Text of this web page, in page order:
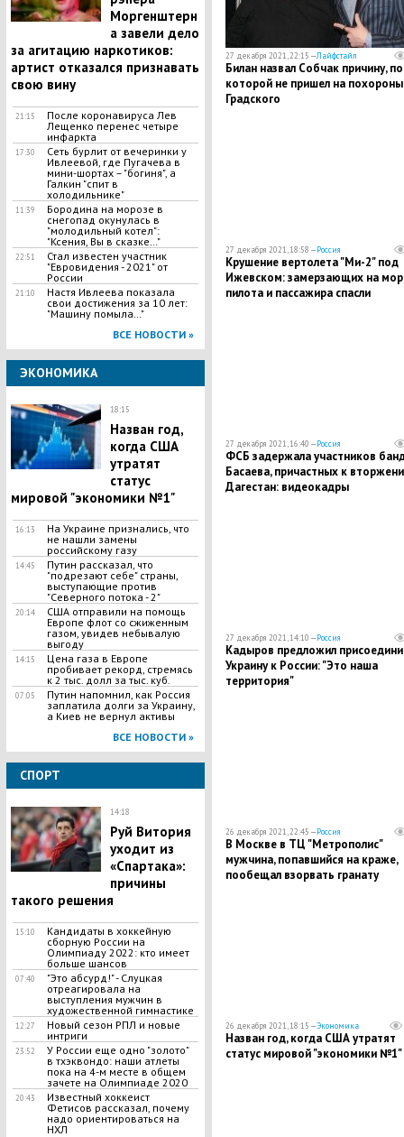
Моргенштерн
а завели дело
за агитацию наркотиков:
артист отказался признавать
свою вину
21:15
После коронавируса Лев
Лещенко перенес четыре
инфаркта
17:30
Сеть бурлит от вечеринки у
Ивлеевой, где Пугачева в
мини-шортах – "богиня", а
Галкин "спит в
холодильнике"
11:39
Бородина на морозе в
снегопад окунулась в
"молодильный котел":
"Ксения, Вы в сказке…"
22:51
Стал известен участник
"Евровидения - 2021" от
России
21:10
Настя Ивлеева показала
свои достижения за 10 лет:
"Машину помыла…"
ВСЕ НОВОСТИ »
ЭКОНОМИКА
18:15
Назван год,
когда США
утратят
статус
мировой "экономики №1"
16:13
На Украине признались, что
не нашли замены
российскому газу
14:45
Путин рассказал, что
"подрезают себе" страны,
выступающие против
"Северного потока - 2"
20:14
США отправили на помощь
Европе флот со сжиженным
газом, увидев небывалую
выгоду
14:15
Цена газа в Европе
пробивает рекорд, стремясь
к 2 тыс. долл за тыс. куб.
07:05
Путин напомнил, как Россия
заплатила долги за Украину,
а Киев не вернул активы
ВСЕ НОВОСТИ »
СПОРТ
14:18
Руй Витория
уходит из
«Спартака»:
причины
такого решения
15:10
Кандидаты в хоккейную
сборную России на
Олимпиаду 2022: кто имеет
больше шансов
07:40
"Это абсурд!" - Слуцкая
отреагировала на
выступления мужчин в
художественной гимнастике
12:27
Новый сезон РПЛ и новые
интриги
23:52
У России еще одно "золото"
в тхэквондо: наши атлеты
пока на 4-м месте в общем
зачете на Олимпиаде 2020
20:43
Известный хоккеист
Фетисов рассказал, почему
надо ориентироваться на
НХЛ
27 декабря 2021, 22:15 —Лайфстайл
Билан назвал Собчак причину, по
которой не пришел на похороны
Градского
27 декабря 2021, 18:58 —Россия
Крушение вертолета "Ми-2" под
Ижевском: замерзающих на
пилота и пассажира спасли
27 декабря 2021, 16:40 —Россия
ФСБ задержала участников
Басаева, причастных к
Дагестан: видеокадры
27 декабря 2021, 14:10 —Россия
Кадыров предложил
Украину к России: "Это наша
территория"
26 декабря 2021, 22:45 —Россия
В Москве в ТЦ "Метрополис"
мужчина, попавшийся на краже,
пообещал взорвать гранату
26 декабря 2021, 18:15 —Экономика
Назван год, когда США утратят
статус мировой "экономики №1"